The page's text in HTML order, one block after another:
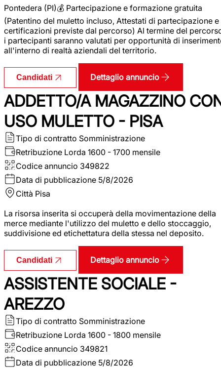
Pontedera (PI)💰 Partecipazione e formazione gratuita
(Patentino del muletto incluso, Attestati di partecipazione e
certificazioni previste dal percorso) Al termine del
i partecipanti saranno valutati per opportunità di
all'interno di realtà aziendali del territorio.
Candidati Dettaglio annuncio
ADDETTO/A MAGAZZINO
USO MULETTO - PISA
Tipo di contratto Somministrazione
Retribuzione Lorda 1600 - 1700 mensile
Codice annuncio 349822
Data di pubblicazione 5/8/2026
Città Pisa
La risorsa inserita si occuperà della movimentazione della
merce mediante l'utilizzo del muletto e dello stoccaggio,
suddivisione ed etichettatura della stessa nel deposito.
Candidati Dettaglio annuncio
ASSISTENTE SOCIALE -
AREZZO
Tipo di contratto Somministrazione
Retribuzione Lorda 1600 - 1800 mensile
Codice annuncio 349821
Data di pubblicazione 5/8/2026